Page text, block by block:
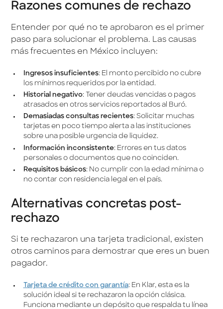
Razones comunes de rechazo
Entender por qué no te aprobaron es el primer
paso para solucionar el problema. Las causas
más frecuentes en México incluyen:
Ingresos insuficientes: El monto percibido no cubre
los mínimos requeridos por la entidad.
Historial negativo: Tener deudas vencidas o pagos
atrasados en otros servicios reportados al Buró.
Demasiadas consultas recientes: Solicitar muchas
tarjetas en poco tiempo alerta a las instituciones
sobre una posible urgencia de liquidez.
Información inconsistente: Errores en tus datos
personales o documentos que no coinciden.
Requisitos básicos: No cumplir con la edad mínima o
no contar con residencia legal en el país.
Alternativas concretas post-
rechazo
Si te rechazaron una tarjeta tradicional, existen
otros caminos para demostrar que eres un buen
pagador.
Tarjeta de crédito con garantía: En Klar, esta es la
solución ideal si te rechazaron la opción clásica.
Funciona mediante un depósito que respalda tu línea